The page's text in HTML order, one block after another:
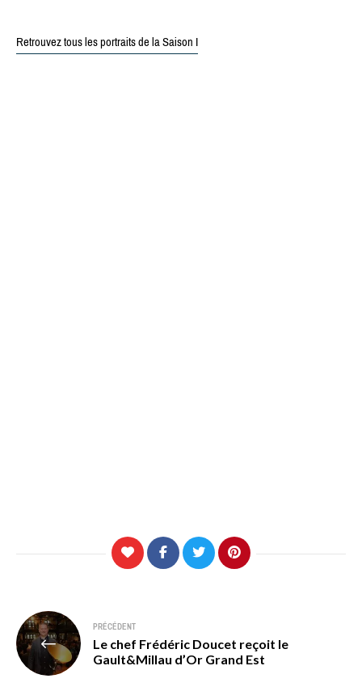
Retrouvez tous les portraits de la Saison I
Navigation
de
l’article
PRÉCÉDENT
Le chef Frédéric Doucet reçoit le
Gault&Millau d’Or Grand Est